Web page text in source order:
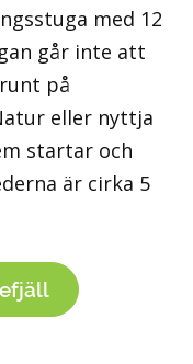
med 12
går inte att
på
eller nyttja
startar och
är cirka 5